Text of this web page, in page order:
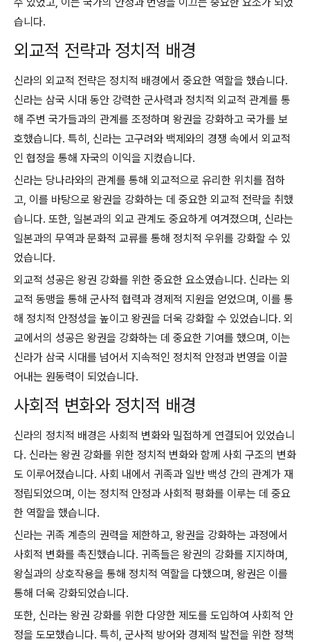
습니다.
외교적 전략과 정치적 배경
신라의 외교적 전략은 정치적 배경에서 중요한 역할을 했습니다.
신라는 삼국 시대 동안 강력한 군사력과 정치적 외교적 관계를 통
해 주변 국가들과의 관계를 조정하며 왕권을 강화하고 국가를 보
호했습니다. 특히, 신라는 고구려와 백제와의 경쟁 속에서 외교적
인 협정을 통해 자국의 이익을 지켰습니다.
신라는 당나라와의 관계를 통해 외교적으로 유리한 위치를 점하
고, 이를 바탕으로 왕권을 강화하는 데 중요한 외교적 전략을 취했
습니다. 또한, 일본과의 외교 관계도 중요하게 여겨졌으며, 신라는
일본과의 무역과 문화적 교류를 통해 정치적 우위를 강화할 수 있
었습니다.
외교적 성공은 왕권 강화를 위한 중요한 요소였습니다. 신라는 외
교적 동맹을 통해 군사적 협력과 경제적 지원을 얻었으며, 이를 통
해 정치적 안정성을 높이고 왕권을 더욱 강화할 수 있었습니다. 외
교에서의 성공은 왕권을 강화하는 데 중요한 기여를 했으며, 이는
신라가 삼국 시대를 넘어서 지속적인 정치적 안정과 번영을 이끌
어내는 원동력이 되었습니다.
사회적 변화와 정치적 배경
신라의 정치적 배경은 사회적 변화와 밀접하게 연결되어 있었습니
다. 신라는 왕권 강화를 위한 정치적 변화와 함께 사회 구조의 변화
도 이루어졌습니다. 사회 내에서 귀족과 일반 백성 간의 관계가 재
정립되었으며, 이는 정치적 안정과 사회적 평화를 이루는 데 중요
한 역할을 했습니다.
신라는 귀족 계층의 권력을 제한하고, 왕권을 강화하는 과정에서
사회적 변화를 촉진했습니다. 귀족들은 왕권의 강화를 지지하며,
왕실과의 상호작용을 통해 정치적 역할을 다했으며, 왕권은 이를
통해 더욱 강화되었습니다.
또한, 신라는 왕권 강화를 위한 다양한 제도를 도입하여 사회적 안
정을 도모했습니다. 특히, 군사적 방어와 경제적 발전을 위한 정책